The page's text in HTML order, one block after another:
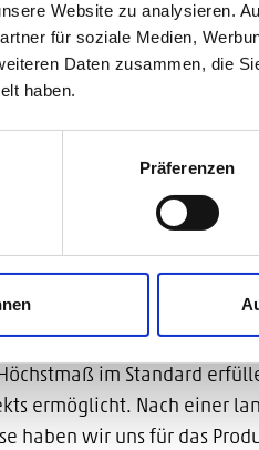
Website zu analysieren.
für soziale Medien,
Daten zusammen, die
haben.
Präferenzen
und
über das InDesign
E-Commerce Team
unserer Kunden vorbereitet.
Kernsystemen ERP,
und Kunden
sich unser Kernteam
Für uns war es wichtig, ein
im Standard
ermöglicht. Nach einer
haben wir uns für das